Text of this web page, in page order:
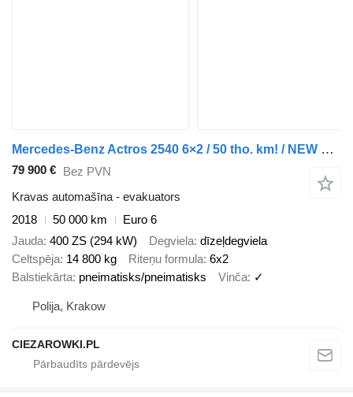
Mercedes-Benz Actros 2540 6×2 / 50 tho. km! / NEW GALVANIZED tow truck 9 m / 5
79 900 € Bez PVN
Kravas automašīna - evakuators
2018
50 000 km
Euro 6
Jauda 400 ZS (294 kW) Degviela dīzeļdegviela
Celtspēja 14 800 kg Riteņu formula 6x2
Balstiekārta pneimatisks/pneimatisks Vinča ✓
Polija, Krakow
CIEZAROWKI.PL